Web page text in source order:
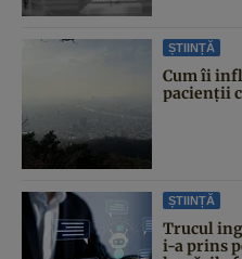
ȘTIINȚĂ
Cum îi
pacienții
ȘTIINȚĂ
Trucul
i-a prins